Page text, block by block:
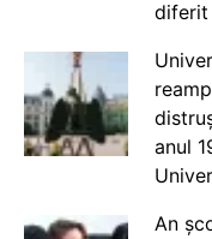
diferit
anul
An